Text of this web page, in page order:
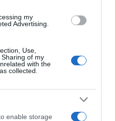
my
Advertising.
Use,
of my
with the
collected.
enable storage